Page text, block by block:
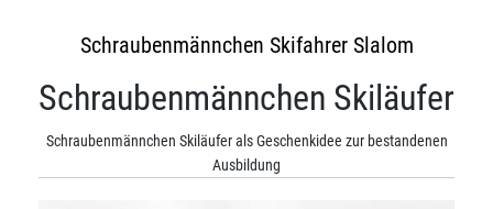
Schraubenmännchen Skifahrer Slalom
Schraubenmännchen Skiläufer
Schraubenmännchen Skiläufer als Geschenkidee zur bestandenen
Ausbildung